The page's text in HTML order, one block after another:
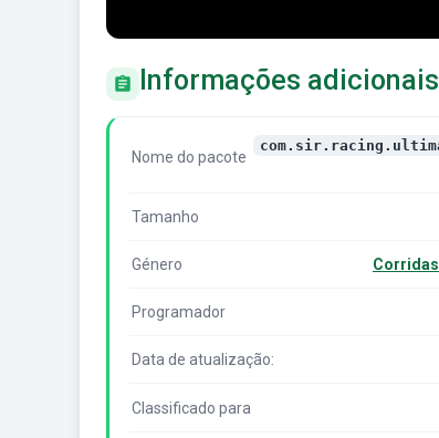
Informações
Nome do pacote
Tamanho
Género
Programador
Data de atualização:
Classificado para